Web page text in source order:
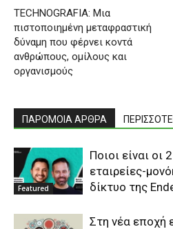
TECHNOGRAFIA: Μια
πιστοποιημένη μεταφραστική
δύναμη που φέρνει κοντά
ανθρώπους, ομίλους και
οργανισμούς
ΠΑΡΟΜΟΙΑ ΑΡΘΡΑ
Featured
Ποιοι είναι
εταιρείες-
δίκτυο της
Στη νέα εποχή